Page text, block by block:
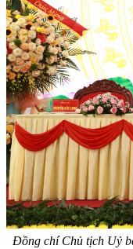
Đồng chí Chủ tịch Uỷ